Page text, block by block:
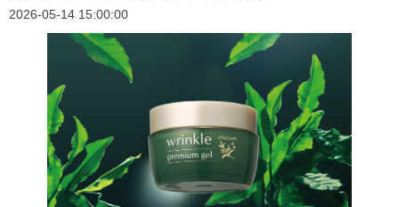
2026-05-14 15:00:00